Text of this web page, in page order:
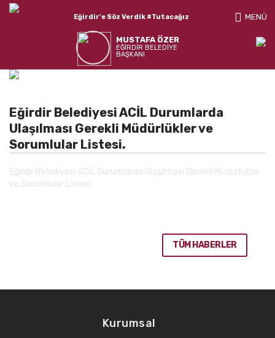
Eğirdir'e Söz Verdik #Tutacağız
MUSTAFA ÖZER
EĞİRDİR BELEDİYE
BAŞKANI
MENÜ
Eğirdir Belediyesi ACİL Durumlarda
Ulaşılması Gerekli Müdürlükler ve
Sorumlular Listesi.
Eğirdir Belediyesi ACİL Durumlarda Ulaşılması Gerekli Müdürlükler
ve Sorumlular Listesi.
TÜM HABERLER
Kurumsal